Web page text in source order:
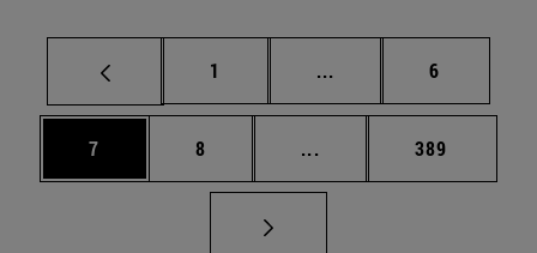
Página
1 ... Páginas intermedias
Página
6
Página
7 Página
8 ... Páginas intermedias
Página
389